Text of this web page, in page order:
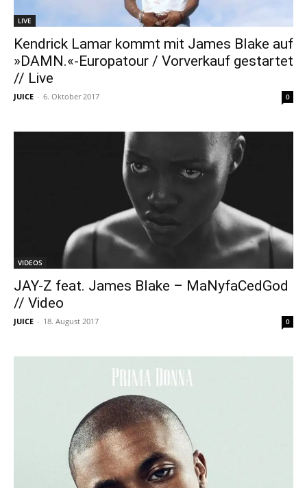
LIVE
Kendrick Lamar kommt mit James Blake auf
»DAMN.«-Europatour / Vorverkauf gestartet
// Live
JUICE - 6. Oktober 2017 0
VIDEOS
JAY-Z feat. James Blake – MaNyfaCedGod
// Video
JUICE - 18. August 2017 0